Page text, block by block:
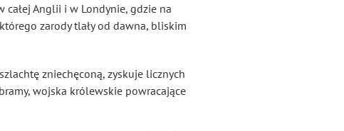
Anglii i w Londynie, gdzie na
zarody tlały od dawna, bliskim
zniechęconą, zyskuje licznych
wojska królewskie powracające